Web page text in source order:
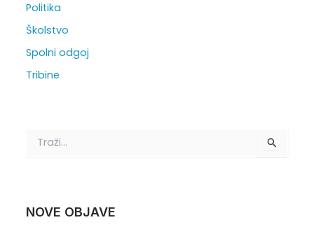
Politika
Školstvo
Spolni odgoj
Tribine
:NOVE OBJAVE